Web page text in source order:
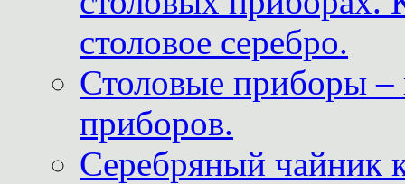
столовое серебро.
Столовые приборы –
приборов.
Серебряный чайник